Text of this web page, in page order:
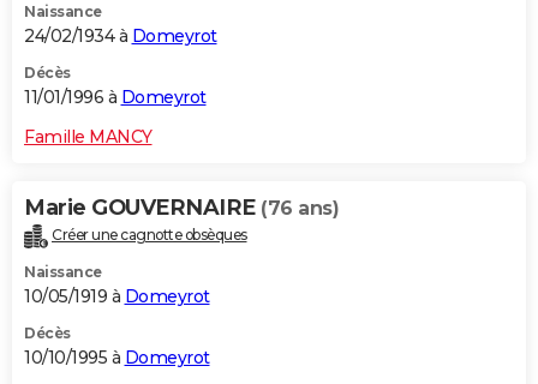
Naissance
24/02/1934 à Domeyrot
Décès
11/01/1996 à Domeyrot
Famille MANCY
Marie GOUVERNAIRE (76 ans)
Créer une cagnotte obsèques
Naissance
10/05/1919 à Domeyrot
Décès
10/10/1995 à Domeyrot